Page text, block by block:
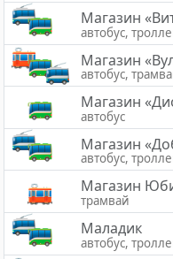
Магазин
автобус,
Магазин
автобус,
Магазин
автобус
Магазин
автобус,
Магазин
трамвай
Маладик
автобус,